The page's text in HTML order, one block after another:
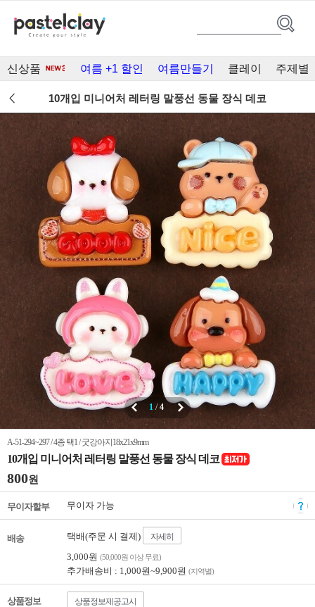
신상품 여름 +1 할인 여름만들기 클레이 주제별
10개입 미니어처 레터링 말풍선 동물 장식 데코
1 /4
A-51-294~297 / 4종 택1 / 굿강아지18x21x9mm
10개입 미니어처 레터링 말풍선 동물 장식 데코
800원
무이자할부 무이자 가능
배송 택배(주문 시 결제) 자세히
3,000원 (50,000원 이상 무료)
추가배송비 : 1,000원~9,900원 (지역별)
상품정보 상품정보제공고시